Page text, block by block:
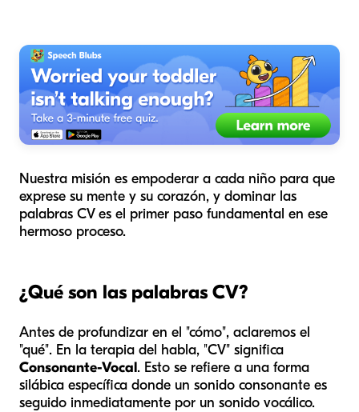
Nuestra misión es empoderar a cada niño para que
exprese su mente y su corazón, y dominar las
palabras CV es el primer paso fundamental en ese
hermoso proceso.
¿Qué son las palabras CV?
Antes de profundizar en el "cómo", aclaremos el
"qué". En la terapia del habla, "CV" significa
Consonante-Vocal. Esto se refiere a una forma
silábica específica donde un sonido consonante es
seguido inmediatamente por un sonido vocálico.